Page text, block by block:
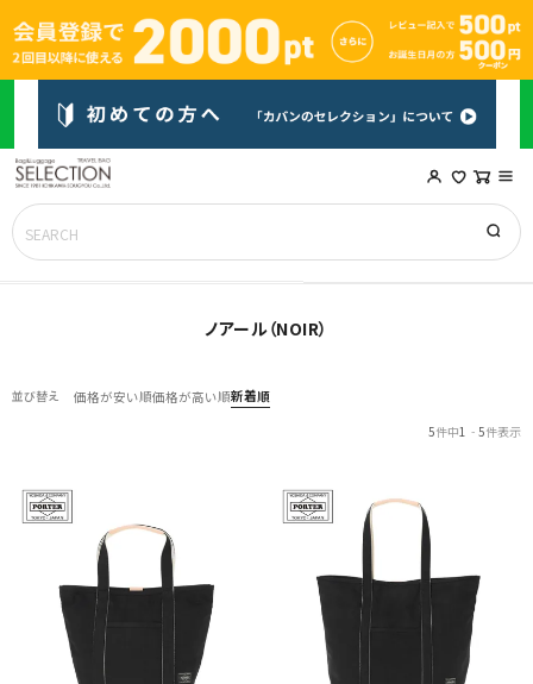
ノアール（NOIR）
並び替え 価格が安い順価格が高い順新着順
5件中1 - 5件表示